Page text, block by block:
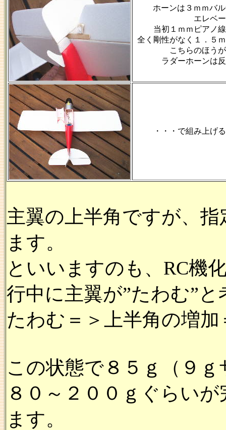
ホーンは３ｍｍバ
エレベ
当初１ｍｍピアノ
全く剛性がなく１．５
こちらのほう
ラダーホーンは
・・・で組み上げ
主翼の上半角ですが、
ます。
といいますのも、RC機
行中に主翼が”たわむ”
たわむ＝＞上半角の増
この状態で８５ｇ（９
８０～２００ｇぐらい
ます。